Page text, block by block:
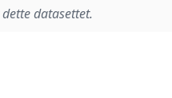
datasettet.